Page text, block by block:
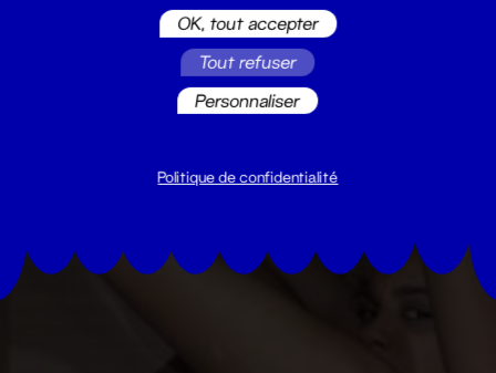
OK, tout accepter
Tout refuser
Personnaliser
Politique de confidentialité